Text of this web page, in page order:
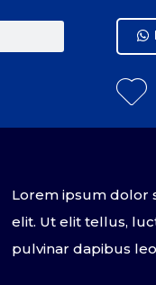
Lorem ipsum dolor
elit. Ut elit tellus,
pulvinar dapibus